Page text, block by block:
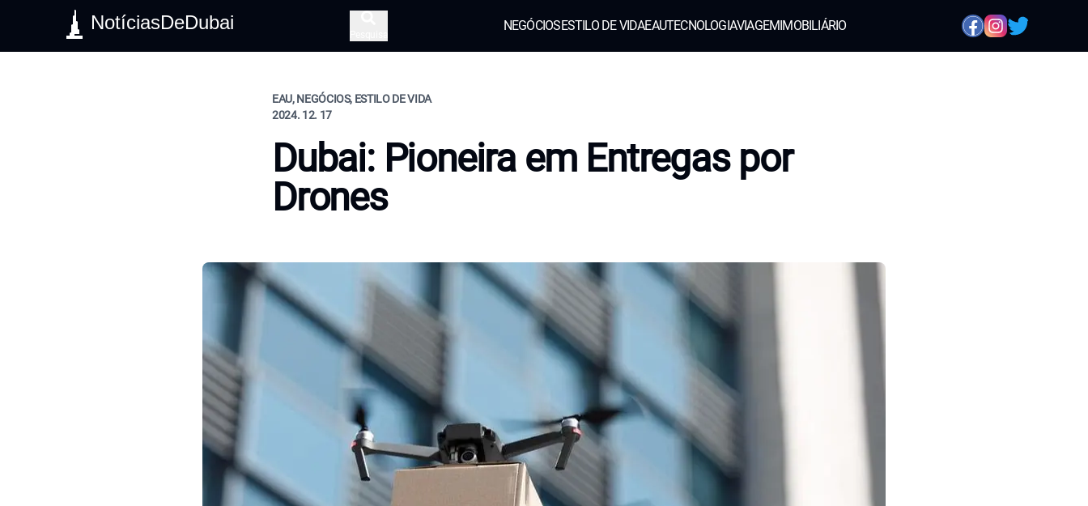
NotíciasDeDubai NEGÓCIOSESTILO DE VIDAEAUTECNOLOGIAVIAGEMIMOBILIÁRIO
EAU, NEGÓCIOS, ESTILO DE VIDA
2024. 12. 17
Dubai: Pioneira em Entregas por
Drones